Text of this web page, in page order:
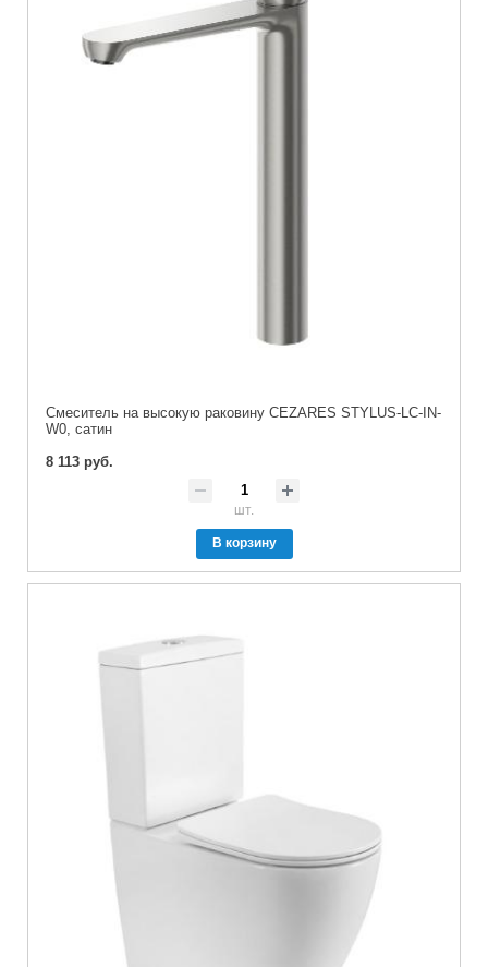
Смеситель на высокую раковину CEZARES STYLUS-LC-IN-
W0, сатин
8 113 руб.
шт.
В корзину